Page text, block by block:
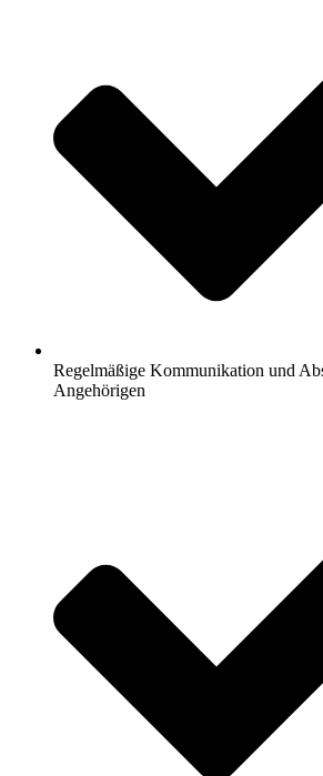
Regelmäßige Kommunikation und
Angehörigen